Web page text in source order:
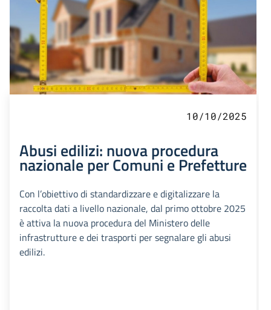
10/10/2025
Abusi edilizi: nuova procedura
nazionale per Comuni e Prefetture
Con l’obiettivo di standardizzare e digitalizzare la
raccolta dati a livello nazionale, dal primo ottobre 2025
è attiva la nuova procedura del Ministero delle
infrastrutture e dei trasporti per segnalare gli abusi
edilizi.